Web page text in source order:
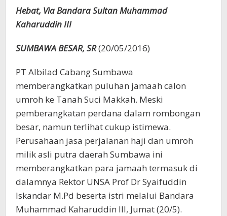
Hebat, Via Bandara Sultan Muhammad
Kaharuddin III
SUMBAWA BESAR, SR(20/05/2016)
PT Albilad Cabang Sumbawa
memberangkatkan puluhan jamaah calon
umroh ke Tanah Suci Makkah. Meski
pemberangkatan perdana dalam rombongan
besar, namun terlihat cukup istimewa.
Perusahaan jasa perjalanan haji dan umroh
milik asli putra daerah Sumbawa ini
memberangkatkan para jamaah termasuk di
dalamnya Rektor UNSA Prof Dr Syaifuddin
Iskandar M.Pd beserta istri melalui Bandara
Muhammad Kaharuddin III, Jumat (20/5).